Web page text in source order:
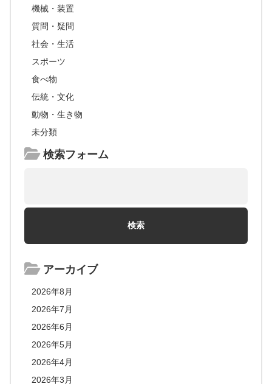
機械・装置
質問・疑問
社会・生活
スポーツ
食べ物
伝統・文化
動物・生き物
未分類
検索フォーム
アーカイブ
2026年8月
2026年7月
2026年6月
2026年5月
2026年4月
2026年3月